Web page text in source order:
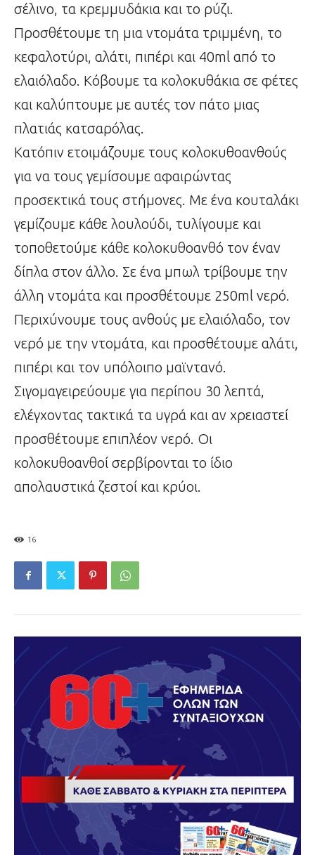
σέλινο, τα κρεμμυδάκια και το ρύζι.
Προσθέτουμε τη μια ντομάτα τριμμένη, το
κεφαλοτύρι, αλάτι, πιπέρι και 40ml από το
ελαιόλαδο. Κόβουμε τα κολοκυθάκια σε φέτες
και καλύπτουμε με αυτές τον πάτο μιας
πλατιάς κατσαρόλας.
Κατόπιν ετοιμάζουμε τους κολοκυθοανθούς
για να τους γεμίσουμε αφαιρώντας
προσεκτικά τους στήμονες. Με ένα κουταλάκι
γεμίζουμε κάθε λουλούδι, τυλίγουμε και
τοποθετούμε κάθε κολοκυθοανθό τον έναν
δίπλα στον άλλο. Σε ένα μπωλ τρίβουμε την
άλλη ντομάτα και προσθέτουμε 250ml νερό.
Περιχύνουμε τους ανθούς με ελαιόλαδο, τον
νερό με την ντομάτα, και προσθέτουμε αλάτι,
πιπέρι και τον υπόλοιπο μαϊντανό.
Σιγομαγειρεύουμε για περίπου 30 λεπτά,
ελέγχοντας τακτικά τα υγρά και αν χρειαστεί
προσθέτουμε επιπλέον νερό. Οι
κολοκυθοανθοί σερβίρονται το ίδιο
απολαυστικά ζεστοί και κρύοι.
16